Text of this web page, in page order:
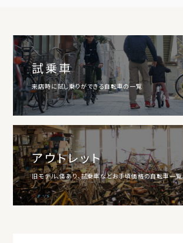
試乗車
来店時に試し乗りができる自転車の一覧
アウトレット
旧モデル、傷あり、試乗車などお手頃価格の自転車一覧